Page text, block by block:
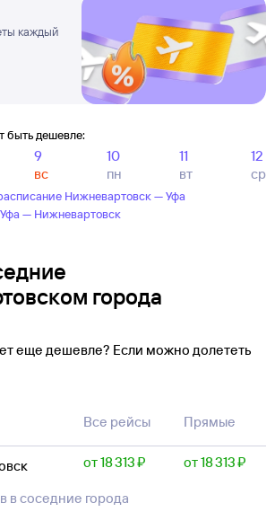
каждый
быть дешевле:
9
вс
10
пн
11
вт
12
ср
Нижневартовск — Уфа
— Нижневартовск
города
еще дешевле? Если можно долететь
Все рейсы Прямые
от 18 ⁠313 ⁠₽ от 18 ⁠313 ⁠₽
в соседние города